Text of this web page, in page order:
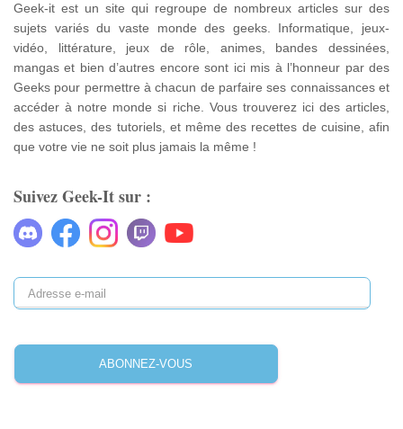
Geek-it est un site qui regroupe de nombreux articles sur des
sujets variés du vaste monde des geeks. Informatique, jeux-
vidéo, littérature, jeux de rôle, animes, bandes dessinées,
mangas et bien d’autres encore sont ici mis à l’honneur par des
Geeks pour permettre à chacun de parfaire ses connaissances et
accéder à notre monde si riche. Vous trouverez ici des articles,
des astuces, des tutoriels, et même des recettes de cuisine, afin
que votre vie ne soit plus jamais la même !
Suivez Geek-It sur :
A
d
e
s
ABONNEZ-VOUS